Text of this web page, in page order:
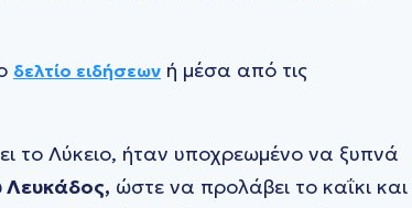
δελτίο ειδήσεων ή μέσα από τις
το Λύκειο, ήταν υποχρεωμένο να ξυπνά
ώστε να προλάβει το καΐκι και